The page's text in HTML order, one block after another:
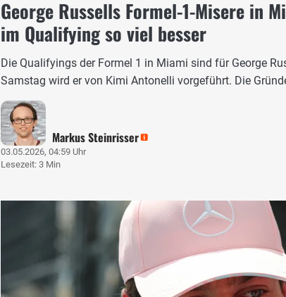
George Russells Formel-1-Misere in
im Qualifying so viel besser
Die Qualifyings der Formel 1 in Miami sind für George
Samstag wird er von Kimi Antonelli vorgeführt. Die
Markus Steinrisser
03.05.2026, 04:59 Uhr
Lesezeit: 3 Min